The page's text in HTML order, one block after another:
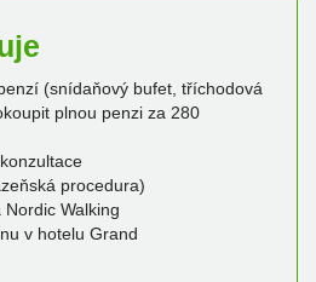
(snídaňový bufet, tříchodová
plnou penzi za 280
procedura)
Walking
v hotelu Grand